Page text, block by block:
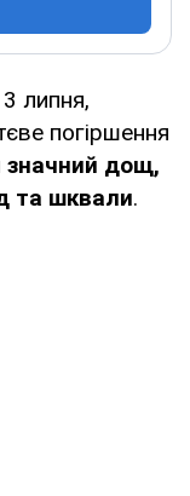
липня,
погіршення
значний дощ,
та шквали.